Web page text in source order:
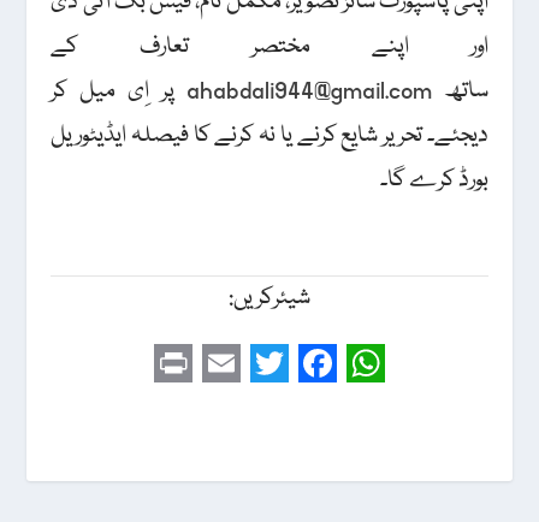
اور اپنے مختصر تعارف کے
ساتھahabdali944@gmail.com پر اِی میل کر
دیجئے۔ تحریر شایع کرنے یا نہ کرنے کا فیصلہ ایڈیٹوریل
بورڈ کرے گا۔
شیئرکریں:
a
c
i
a
i